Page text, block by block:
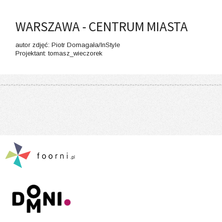
WARSZAWA - CENTRUM MIASTA
autor zdjęć: Piotr Domagała/InStyle
Projektant: tomasz_wieczorek